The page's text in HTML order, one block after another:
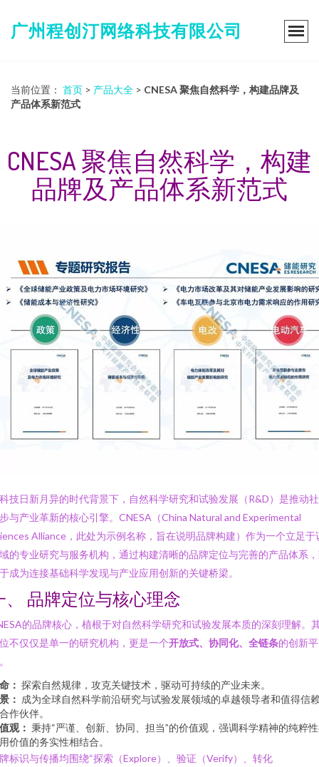
广州程创汀网络科技有限公司
当前位置： 首页 > 产品大全 > CNESA 聚焦自然科学，构建品牌及
产品体系新范式
CNESA 聚焦自然科学，构建
品牌及产品体系新范式
技日新月异的时代背景下，自然科学研究和试验发展（R&D）是推动
与产业革新的核心引擎。CNESA（China Natural and Experimental
Alliance，此处为示例名称，旨在说明品牌构建）作为一个立足于
的专业研究与服务机构，通过构建清晰的品牌定位与完善的产品体系
成为连接基础科学发现与产业应用创新的关键桥梁。
、 品牌定位与核心理念
的品牌核心，植根于对自然科学研究和试验发展本质的深刻理解。
不仅仅是单一的研究机构，更是一个开放式、协同化、全链条的创新平
： 探索自然规律，攻克关键技术，驱动可持续的产业未来。
： 成为全球自然科学前沿研究与试验发展领域的卓越领导者和值得信
作伙伴。
观： 秉持“严谨、创新、协同、担当”的价值观，强调科学精神的纯粹
价值的务实性相结合。
标识与传播均围绕“探索（Explore）、验证（Verify）、转化